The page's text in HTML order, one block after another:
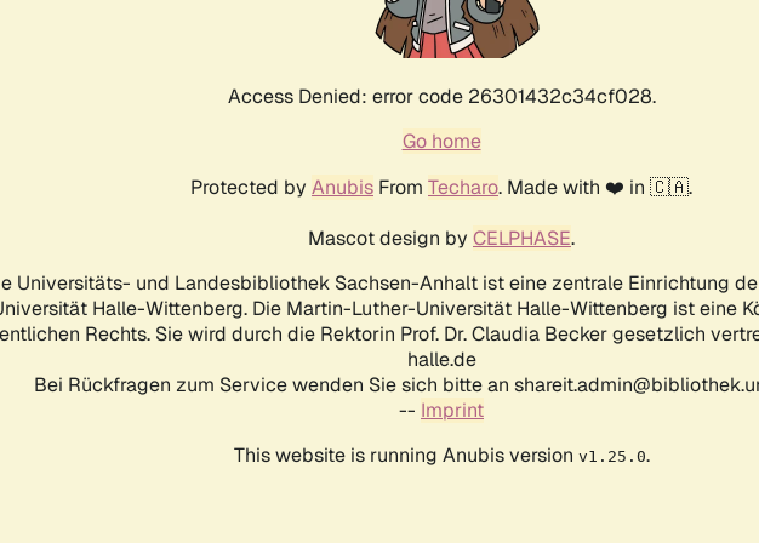
Access Denied: error code 26301432c34cf028.
Go home
Protected by Anubis From Techaro. Made with ❤️ in 🇨🇦.
Mascot design by CELPHASE.
Universitäts- und Landesbibliothek Sachsen-Anhalt ist eine zentrale Einrichtung
Halle-Wittenberg. Die Martin-Luther-Universität Halle-Wittenberg ist eine
Rechts. Sie wird durch die Rektorin Prof. Dr. Claudia Becker gesetzlich
halle.de
Bei Rückfragen zum Service wenden Sie sich bitte an
-- Imprint
This website is running Anubis version v1.25.0.